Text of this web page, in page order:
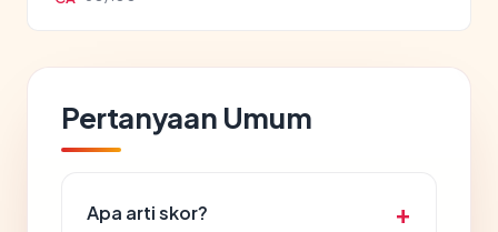
Pertanyaan Umum
Apa arti skor?